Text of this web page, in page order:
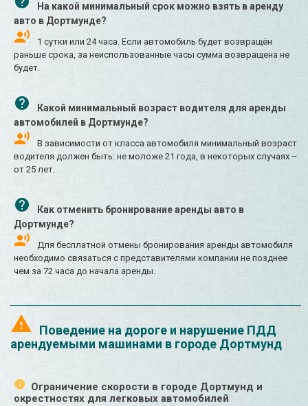
На какой минимальный срок можно взять в аренду
авто в Дортмунде?
1 сутки или 24 часа. Если автомобиль будет возвращён
раньше срока, за неиспользованные часы сумма возвращена не
будет.
Какой минимальный возраст водителя для аренды
автомобилей в Дортмунде?
В зависимости от класса автомобиля минимальный возраст
водителя должен быть: не моложе 21 года, в некоторых случаях –
от 25 лет.
Как отменить бронирование аренды авто в
Дортмунде?
Для бесплатной отмены бронирования аренды автомобиля
необходимо связаться с представителями компании не позднее
чем за 72 часа до начала аренды.
Поведение на дороге и нарушение ПДД
арендуемыми машинами в городе Дортмунд
Ограничение скорости в городе Дортмунд и
окрестностях для легковых автомобилей